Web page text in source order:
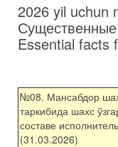
2026 yil uchun
Essential facts
№08. Мансабдор
таркибида шахс
составе
(31.03.2026)